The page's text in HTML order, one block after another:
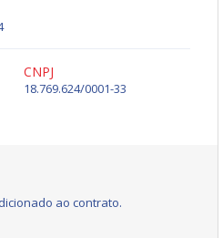
CNPJ
18.769.624/0001-33
ao contrato.